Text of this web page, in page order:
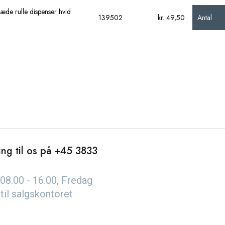
rulle dispenser hvid
139502 kr. 49,50 Antal
til os på +45 3833
- 16.00, Fredag
salgskontoret